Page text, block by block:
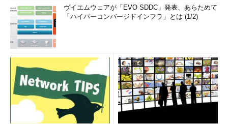
ヴイエムウェアが「EVO SDDC」発表、あらためて
「ハイパーコンバージドインフラ」とは (1/2)